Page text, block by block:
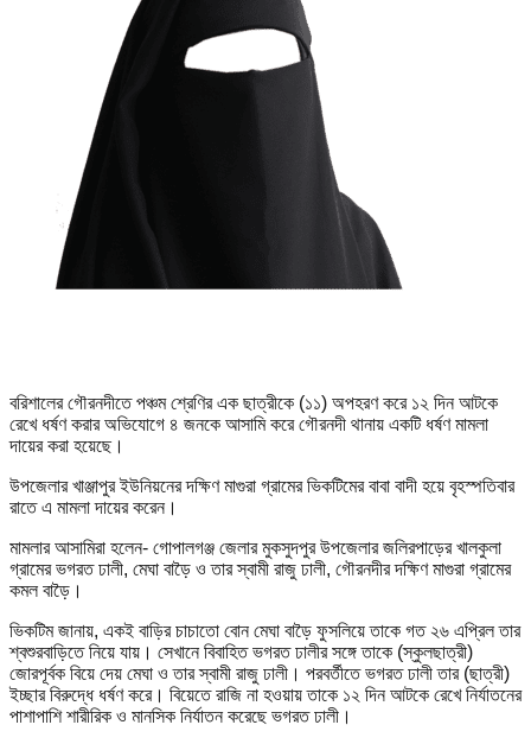
বরিশালের গৌরনদীতে পঞ্চম শ্রেণির এক ছাত্রীকে (১১) অপহরণ করে ১২ দিন আটকে
রেখে ধর্ষণ করার অভিযোগে ৪ জনকে আসামি করে গৌরনদী থানায় একটি ধর্ষণ মামলা
দায়ের করা হয়েছে।
উপজেলার খাঞ্জাপুর ইউনিয়নের দক্ষিণ মাগুরা গ্রামের ভিকটিমের বাবা বাদী হয়ে বৃহস্পতিবার
রাতে এ মামলা দায়ের করেন।
মামলার আসামিরা হলেন- গোপালগঞ্জ জেলার মুকসুদপুর উপজেলার জলিরপাড়ের খালকুলা
গ্রামের ভগরত ঢালী, মেঘা বাড়ৈ ও তার স্বামী রাজু ঢালী, গৌরনদীর দক্ষিণ মাগুরা গ্রামের
কমল বাড়ৈ।
ভিকটিম জানায়, একই বাড়ির চাচাতো বোন মেঘা বাড়ৈ ফুসলিয়ে তাকে গত ২৬ এপ্রিল তার
শ্বশুরবাড়িতে নিয়ে যায়। সেখানে বিবাহিত ভগরত ঢালীর সঙ্গে তাকে (স্কুলছাত্রী)
জোরপূর্বক বিয়ে দেয় মেঘা ও তার স্বামী রাজু ঢালী। পরবর্তীতে ভগরত ঢালী তার (ছাত্রী)
ইচ্ছার বিরুদ্ধে ধর্ষণ করে। বিয়েতে রাজি না হওয়ায় তাকে ১২ দিন আটকে রেখে নির্যাতনের
পাশাপাশি শারীরিক ও মানসিক নির্যাতন করেছে ভগরত ঢালী।